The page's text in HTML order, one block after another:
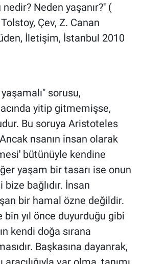
Neden yaşanır?'' (
Çev, Z. Canan
İletişim, İstanbul 2010
sorusu,
yitip gitmemişse,
Bu soruya Aristoteles
nsanın insan olarak
bütünüyle kendine
yaşam bir tasarı ise onun
bağlıdır. İnsan
bir hamal özne değildir.
yıl önce duyurduğu gibi
kendi doğa sırana
Başkasına dayanrak,